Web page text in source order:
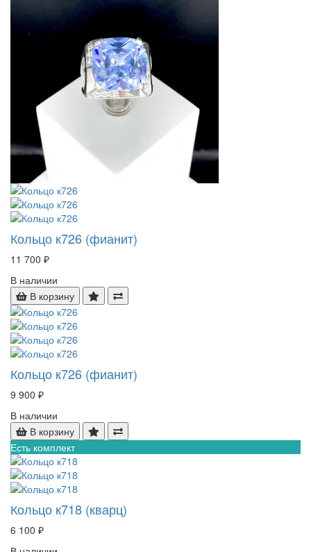
Кольцо к726 (фианит)
11 700 ₽
В наличии
В корзину
Кольцо к726 (фианит)
9 900 ₽
В наличии
В корзину
Есть комплект
Кольцо к718 (кварц)
6 100 ₽